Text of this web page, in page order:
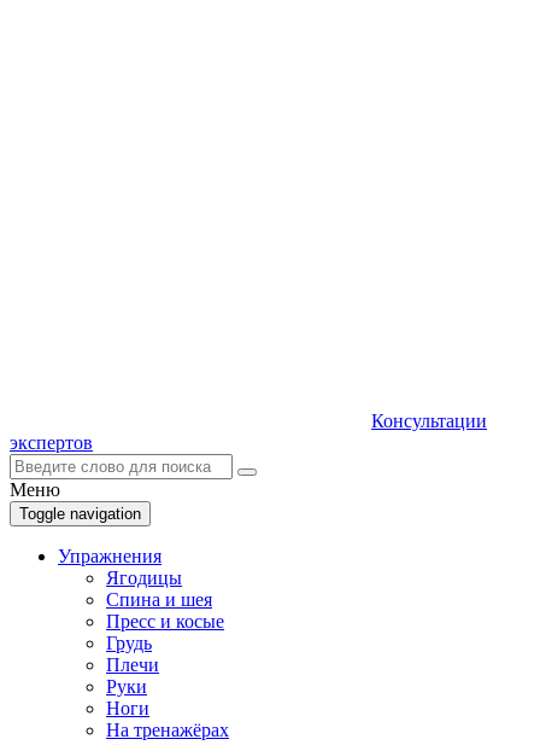
Консультации
экспертов
Меню
Toggle navigation
Упражнения
Ягодицы
Спина и шея
Пресс и косые
Грудь
Плечи
Руки
Ноги
На тренажёрах